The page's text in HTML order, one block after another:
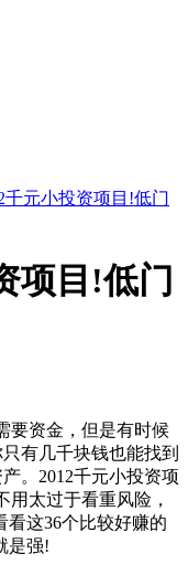
千元小投资项目!低门
项目!低门
要资金，但是有时候
有几千块钱也能找到
。2012千元小投资项
用太过于看重风险，
这36个比较好赚的
是强!